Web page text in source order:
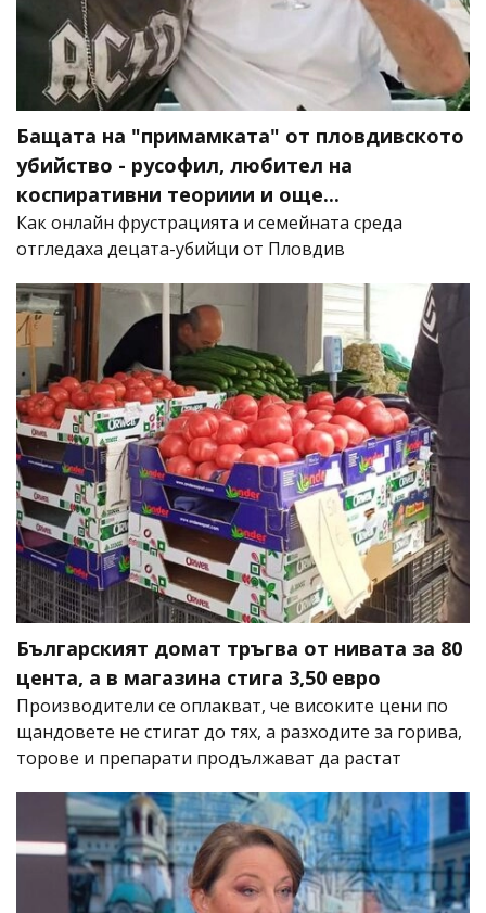
Бащата на "примамката" от пловдивското
убийство - русофил, любител на
коспиративни теориии и още...
Как онлайн фрустрацията и семейната среда
отгледаха децата-убийци от Пловдив
Българският домат тръгва от нивата за 80
цента, а в магазина стига 3,50 евро
Производители се оплакват, че високите цени по
щандовете не стигат до тях, а разходите за горива,
торове и препарати продължават да растат